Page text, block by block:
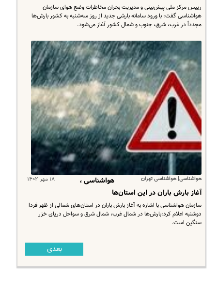
رییس مرکز ملی پیش‌بینی و مدیریت بحران مخاطرات وضع هوای سازمان
هواشناسی گفت: با ورود سامانه بارشی جدید از روز سه‌شنبه به کشور بارش‌ها
مجدداً در غرب، شرق، جنوب و شمال کشور آغاز می‌شود.
هواشناسی| هواشناسی تهران ۱۸ مهر ۱۴۰۲
هواشناسی ،
آغاز بارش‌ باران در این استان‌ها
سازمان هواشناسی با اشاره به آغاز بارش‌ باران در استان‌های شمالی از ظهر فردا
دوشنبه اعلام کرد:بارش‌ها در شمال غرب،‌ شمال شرق و سواحل دریای خزر
سنگین است.
بعدی